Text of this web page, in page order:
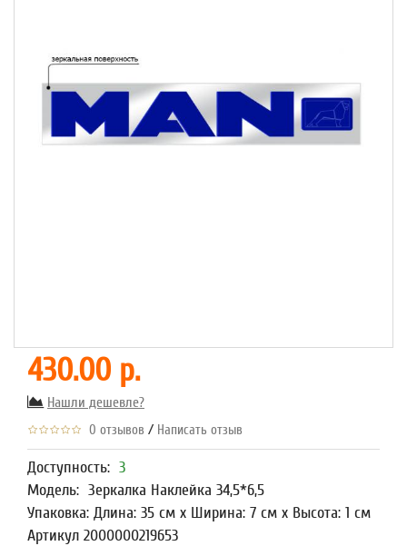
430.00 р.
Нашли дешевле?
0 отзывов / Написать отзыв
Доступность: 3
Модель: Зеркалка Наклейка 34,5*6,5
Упаковка: Длина: 35 см x Ширина: 7 см x Высота: 1 см
Артикул 2000000219653